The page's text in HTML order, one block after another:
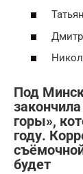
Под
горы»,
году.
будет